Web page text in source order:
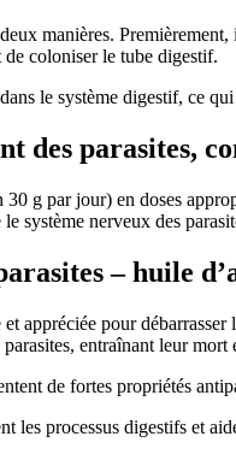
manières. Premièrement,
de coloniser le tube digestif.
dans le système digestif, ce
des parasites,
g par jour) en doses
système nerveux des
– huile
appréciée pour
entraînant leur
de fortes propriétés
les processus digestifs et